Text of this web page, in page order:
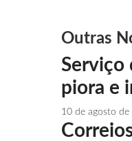
Outras
Serviço
piora e
10 de agosto de